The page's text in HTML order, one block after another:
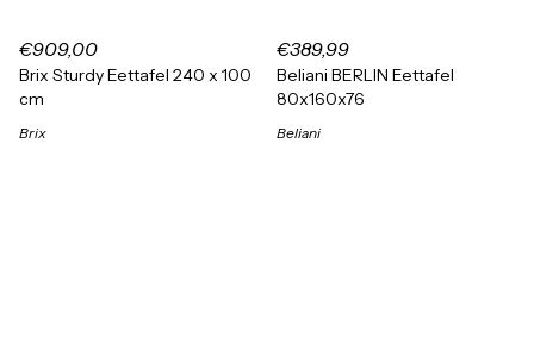
€909,00
Brix Sturdy Eettafel 240 x 100
cm
Brix
€389,99
Beliani BERLIN Eettafel
80x160x76
Beliani